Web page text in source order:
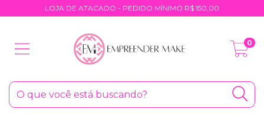
LOJA DE ATACADO - PEDIDO MÍNIMO R$ 150,00
0